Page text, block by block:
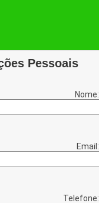
Pessoais
Nome:
Email:
Telefone: